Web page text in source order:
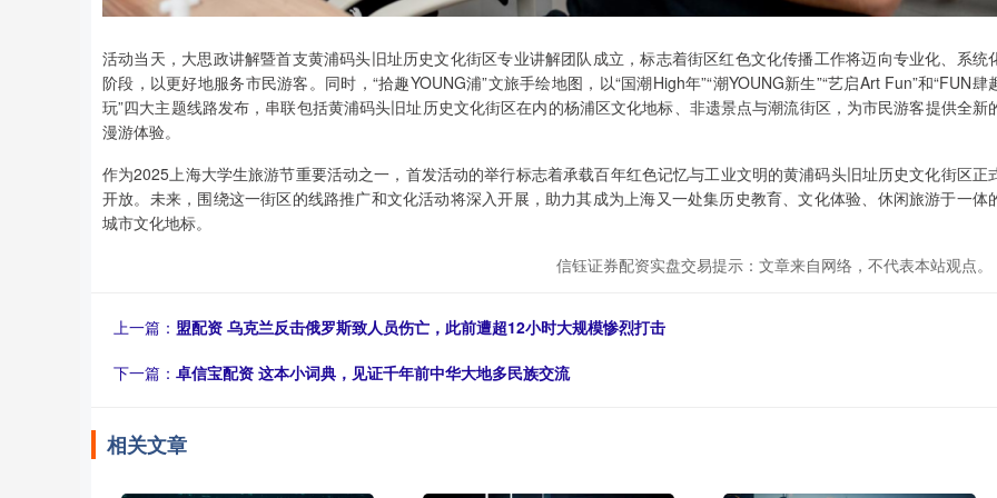
活动当天，大思政讲解暨首支黄浦码头旧址历史文化街区专业讲解团队成立，标志着街区红色文化传播工作将迈向专业化、系统
阶段，以更好地服务市民游客。同时，“拾趣YOUNG浦”文旅手绘地图，以“国潮High年”“潮YOUNG新生”“艺启Art Fun”和“FUN肆
玩”四大主题线路发布，串联包括黄浦码头旧址历史文化街区在内的杨浦区文化地标、非遗景点与潮流街区，为市民游客提供全新
漫游体验。
作为2025上海大学生旅游节重要活动之一，首发活动的举行标志着承载百年红色记忆与工业文明的黄浦码头旧址历史文化街区正
开放。未来，围绕这一街区的线路推广和文化活动将深入开展，助力其成为上海又一处集历史教育、文化体验、休闲旅游于一体
城市文化地标。
信钰证券配资实盘交易提示：文章来自网络，不代表本站观点。
上一篇： 盟配资 乌克兰反击俄罗斯致人员伤亡，此前遭超12小时大规模惨烈打击
下一篇： 卓信宝配资 这本小词典，见证千年前中华大地多民族交流
相关文章